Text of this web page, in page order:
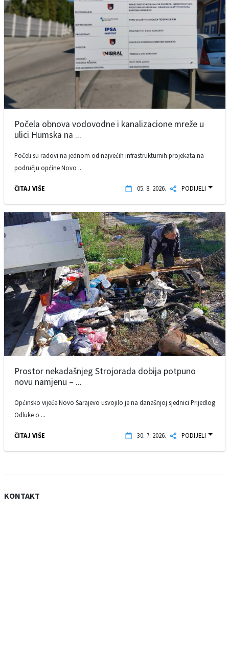
Počela obnova vodovodne i kanalizacione mreže u
ulici Humska na ...
Počeli su radovi na jednom od najvećih infrastrukturnih projekata na
području općine Novo ...
ČITAJ VIŠE 05. 8. 2026. PODIJELI
Prostor nekadašnjeg Strojorada dobija potpuno
novu namjenu – ...
Općinsko vijeće Novo Sarajevo usvojilo je na današnjoj sjednici Prijedlog
Odluke o ...
ČITAJ VIŠE 30. 7. 2026. PODIJELI
KONTAKT